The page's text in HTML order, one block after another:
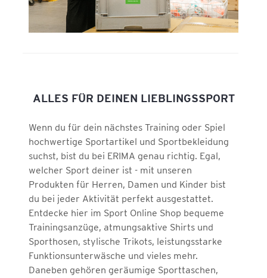
ALLES FÜR DEINEN LIEBLINGSSPORT
Wenn du für dein nächstes Training oder Spiel
hochwertige Sportartikel und Sportbekleidung
suchst, bist du bei ERIMA genau richtig. Egal,
welcher Sport deiner ist - mit unseren
Produkten für Herren, Damen und Kinder bist
du bei jeder Aktivität perfekt ausgestattet.
Entdecke hier im Sport Online Shop bequeme
Trainingsanzüge, atmungsaktive Shirts und
Sporthosen, stylische Trikots, leistungsstarke
Funktionsunterwäsche und vieles mehr.
Daneben gehören geräumige Sporttaschen,